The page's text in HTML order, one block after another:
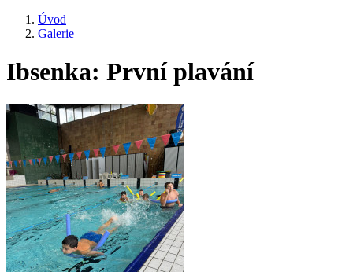
Drobečková
navigace
Úvod
Galerie
Ibsenka: První plavání